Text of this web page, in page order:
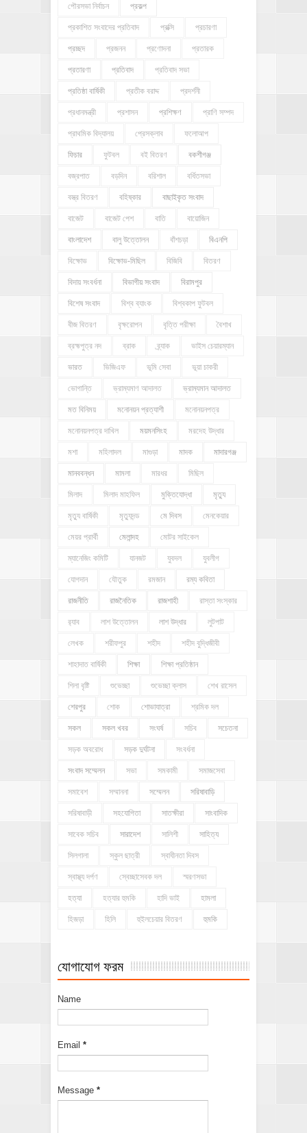
পৌরসভা নির্বাচন প্রকল্প
প্রকাশিত সংবাদের প্রতিবাদ প্রক্সি প্রচারণা
প্রচ্ছদ প্রজনন প্রণোদনা প্রতারক
প্রতারণা প্রতিবাদ প্রতিবাদ সভা
প্রতিষ্ঠা বার্ষিকী প্রতীক বরাদ্দ প্রদর্শনী
প্রধানমন্ত্রী প্রশাসন প্রশিক্ষণ প্রাণি সম্পদ
প্রাথমিক বিদ্যালয় প্রেসক্লাব ফলোআপ
ফিচার ফুটবল বই বিতরণ বকশীগঞ্জ
বজ্রপাত বড়দিন বরিশাল বর্ধিতসভা
বস্ত্র বিতরণ বহিষ্কার বাছাইকৃত সংবাদ
বাজেট বাজেট পেশ বাতি বায়োজিন
বাংলাদেশ বালু উত্তোলন বাঁশচড়া বিএনপি
বিক্ষোভ বিক্ষোভ-মিছিল বিজিবি বিতরণ
বিদায় সংবর্ধনা বিভাগীয় সংবাদ বিরামপুর
বিশেষ সংবাদ বিশ্ব ব্যাংক বিশ্বকাপ ফুটবল
বীজ বিতরণ বৃক্ষরোপন বৃত্তি পরীক্ষা বৈশাখ
ব্রহ্মপুত্র নদ ব্রাক ব্র্যাক ভাইস চেয়ারম্যান
ভারত ভিজিএফ ভূমি সেবা ভূয়া চাকরী
ভোগান্তি ভ্রাম্যমাণ আদালত ভ্রাম্যমান আদালত
মত বিনিময় মনোনয়ন প্রত্যাশী মনোনয়নপত্র
মনোনয়নপত্র দাখিল ময়মনসিংহ মরদেহ উদ্ধার
মশা মহিলাদল মাগুড়া মাদক মাদারগঞ্জ
মানববন্ধন মামলা মারধর মিছিল
মিলাদ মিলাদ মাহফিল মুক্তিযোদ্ধা মৃত্যু
মৃত্যু বার্ষিকী মৃত্যুদন্ড মে দিবস মেনকেয়ার
মেয়র প্রার্থী মেলান্দহ মোটর সাইকেল
ম্যানেজিং কমিটি যানজট যুবদল যুবলীগ
যোগদান যৌতুক রমজান রম্য কবিতা
রাজনীতি রাজনৈতিক রাজশাহী রাস্তা সংস্কার
র‍্যাব লাশ উত্তোলন লাশ উদ্ধার লুটপাট
লেখক শরীফপুর শহীদ শহীদ বুদ্ধিজীবী
শাহাদাত বার্ষিকী শিক্ষা শিক্ষা প্রতিষ্ঠান
শিলা বৃষ্টি শুভেচ্ছা শুভেচ্ছা ক্লাস শেখ রাসেল
শেরপুর শোক শোভাযাত্রা শ্রমিক দল
সকল সকল খবর সংঘর্ষ সচিব সচেতনা
সড়ক অবরোধ সড়ক দুর্ঘটনা সংবর্ধনা
সংবাদ সম্মেলন সভা সমকামী সমাজসেবা
সমাবেশ সম্মাননা সম্মেলন সরিষাবাড়ি
সরিষাবাড়ী সহযোগিতা সাতক্ষীরা সাংবাদিক
সাবেক সচিব সারাদেশ সালিশী সাহিত্য
সিলগালা স্কুল ছাত্রী স্বাধীনতা দিবস
স্বাস্থ্য দর্পণ স্বেচ্ছাসেবক দল স্মরণসভা
হত্যা হত্যার হুমকি হাদি ভাই হামলা
হিজড়া হিলি হুইলচেয়ার বিতরণ হুমকি
যোগাযোগ ফরম
Name
Email *
Message *